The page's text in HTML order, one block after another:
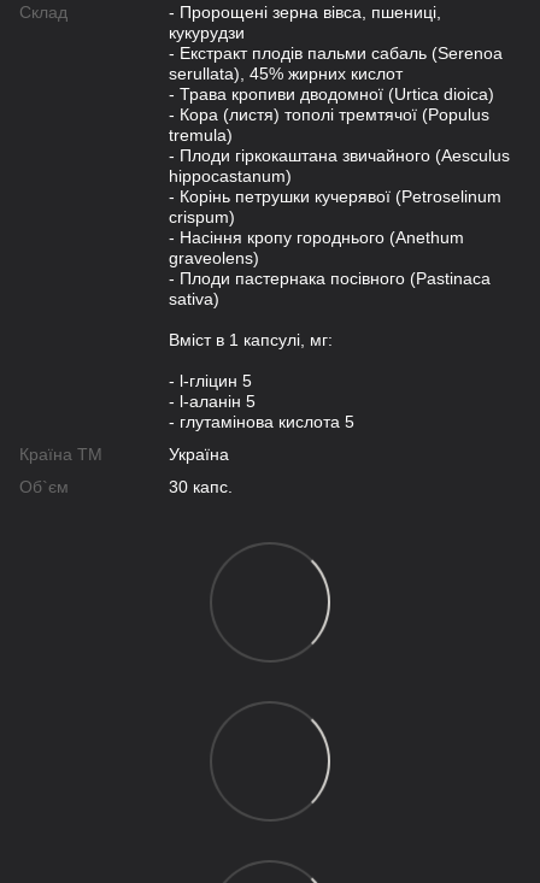
Склад
- Пророщені зерна вівса, пшениці,
кукурудзи
- Екстракт плодів пальми сабаль (Serenoa
serullata), 45% жирних кислот
- Трава кропиви дводомної (Urtica dioica)
- Кора (листя) тополі тремтячої (Populus
tremula)
- Плоди гіркокаштана звичайного (Aesculus
hippocastanum)
- Корінь петрушки кучерявої (Petroselinum
crispum)
- Насіння кропу городнього (Anethum
graveolens)
- Плоди пастернака посівного (Pastinaca
sativa)
Вміст в 1 капсулі, мг:
- l-гліцин 5
- l-аланін 5
- глутамінова кислота 5
Країна ТМ
Україна
Об`єм
30 капс.